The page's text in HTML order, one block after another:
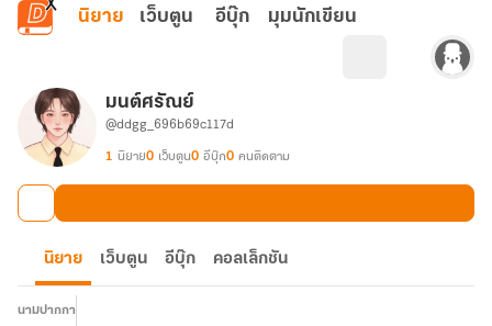
ข้ามไปยังเนื้อหาหลัก
นิยาย เว็บตูน อีบุ๊ก มุมนักเขียน
มนต์ศรัณย์
@ddgg_696b69c117d
1 นิยาย0 เว็บตูน0 อีบุ๊ก0 คนติดตาม
นิยาย เว็บตูน อีบุ๊ก คอลเล็กชัน
นามปากกา